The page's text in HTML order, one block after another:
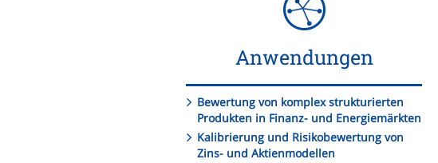
Anwendungen
Bewertung von komplex strukturierten
Produkten in Finanz- und Energiemärkten
Kalibrierung und Risikobewertung von
Zins- und Aktienmodellen